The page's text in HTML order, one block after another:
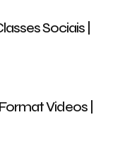
Sociais |
Videos |